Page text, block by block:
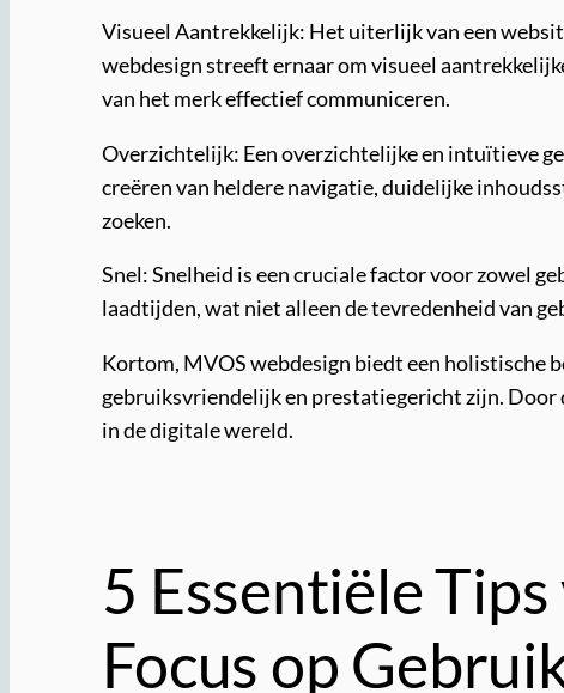
Visueel Aantrekkelijk: Het uiterlijk van een
webdesign streeft ernaar om visueel
van het merk effectief communiceren.
Overzichtelijk: Een overzichtelijke en intuïtieve
creëren van heldere navigatie, duidelijke
zoeken.
Snel: Snelheid is een cruciale factor voor zowel
laadtijden, wat niet alleen de tevredenheid van
Kortom, MVOS webdesign biedt een holistische
gebruiksvriendelijk en prestatiegericht zijn. Door
in de digitale wereld.
5 Essentiële
Focus op